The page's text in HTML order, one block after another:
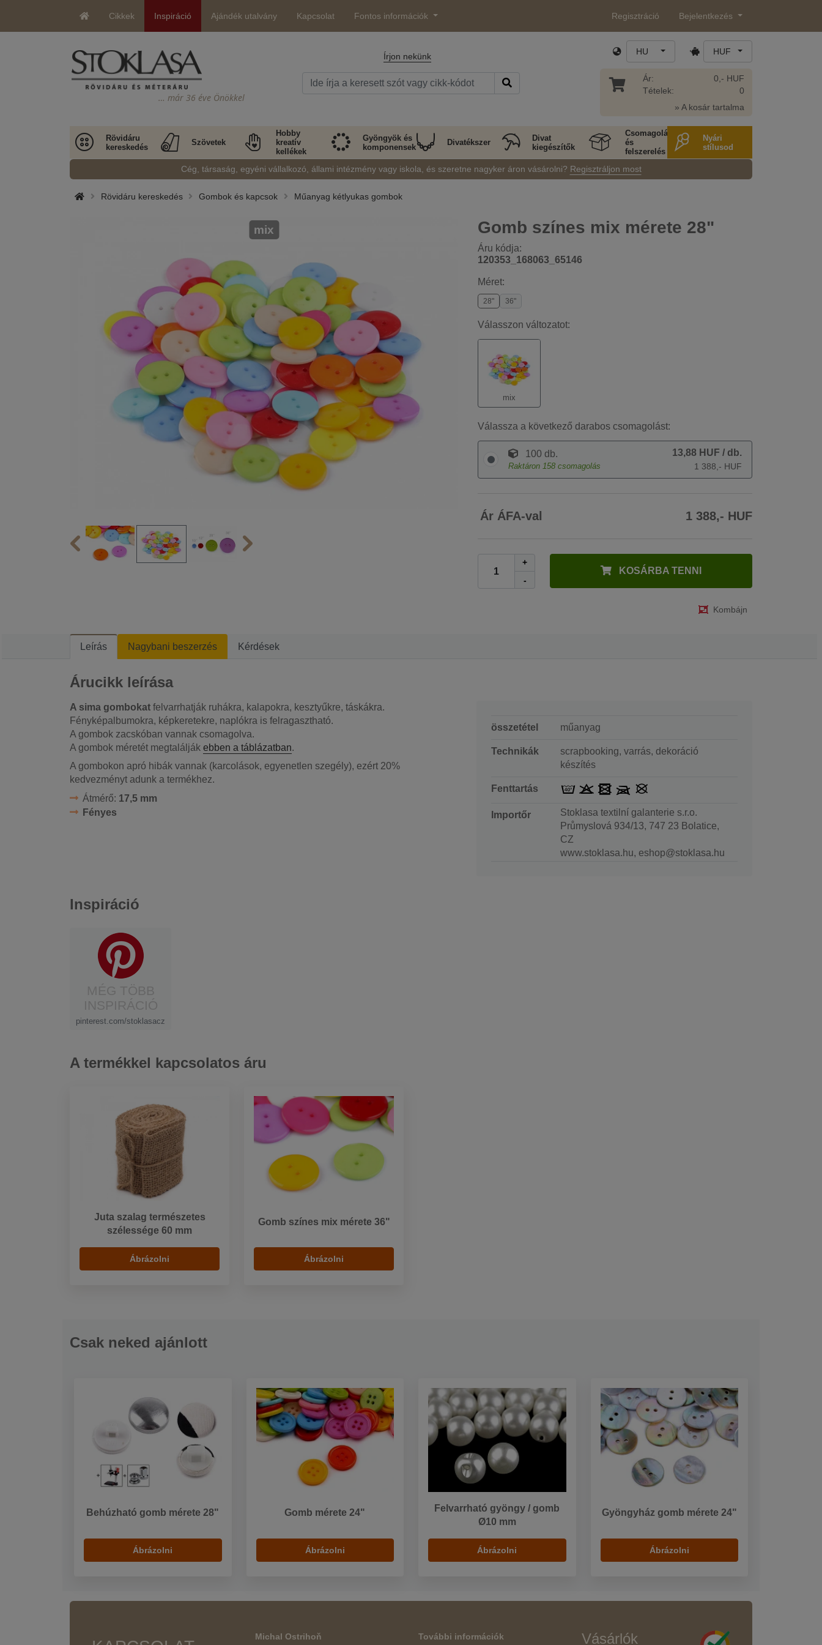
Cikkek Inspiráció Ajándék utalvány Kapcsolat Fontos információk Regisztráció Bejelentkezés
… már 36 éve Önökkel
Írjon nekünk HU HUF
Ár:
Tételek:
0,- HUF
0
» A kosár tartalma
Rövidáru
kereskedés
Szövetek
Hobby
kreatív
kellékek
Gyöngyök és
komponensek
Divatékszer
Divat
kiegészítők
Csomagolás
és
felszerelés
Nyári
stílusod
Cég, társaság, egyéni vállalkozó, állami intézmény vagy iskola, és szeretne nagyker áron vásárolni? Regisztráljon most
Rövidáru kereskedés Gombok és kapcsok Műanyag kétlyukas gombok
Gomb színes mix mérete 28"
Áru kódja:
120353_168063_65146
mix
Méret:
28" 36"
Válasszon változatot:
mix
Válassza a következő darabos csomagolást:
100 db.
Raktáron 158 csomagolás
13,88 HUF / db.
1 388,- HUF
Ár ÁFA-val 1 388,- HUF
+
-
KOSÁRBA TENNI
Kombájn
Leírás Nagybani beszerzés Kérdések
Árucikk leírása
A sima gombokat felvarrhatják ruhákra, kalapokra, kesztyűkre, táskákra.
Fényképalbumokra, képkeretekre, naplókra is felragasztható.
A gombok zacskóban vannak csomagolva.
A gombok méretét megtalálják ebben a táblázatban.
A gombokon apró hibák vannak (karcolások, egyenetlen szegély), ezért 20%
kedvezményt adunk a termékhez.
Átmérő: 17,5 mm
Fényes
összetétel műanyag
Technikák
scrapbooking, varrás, dekoráció
készítés
Fenttartás
Importőr
Stoklasa textilní galanterie s.r.o.
Průmyslová 934/13, 747 23 Bolatice,
CZ
www.stoklasa.hu, eshop@stoklasa.hu
Inspiráció
pinterest.com/stoklasacz
A termékkel kapcsolatos áru
Juta szalag természetes
szélessége 60 mm
Ábrázolni
Gomb színes mix mérete 36"
Ábrázolni
Csak neked ajánlott
Behúzható gomb mérete 28"
Ábrázolni
Gomb mérete 24"
Ábrázolni
Felvarrható gyöngy / gomb
Ø10 mm
Ábrázolni
Gyöngyház gomb mérete 24"
Ábrázolni
Michal Ostrihoň
További információk Vásárlók